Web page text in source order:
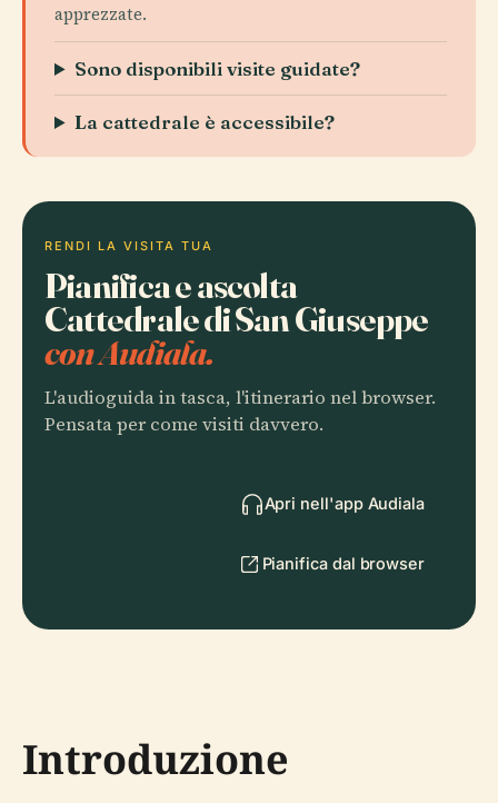
apprezzate.
Sono disponibili visite guidate?
La cattedrale è accessibile?
RENDI LA VISITA TUA
Pianifica e ascolta
Cattedrale di San Giuseppe
con Audiala.
L'audioguida in tasca, l'itinerario nel browser.
Pensata per come visiti davvero.
Apri nell'app Audiala
Pianifica dal browser
Introduzione